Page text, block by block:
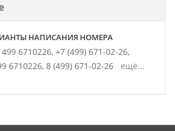
НАПИСАНИЯ НОМЕРА
6710226, +7 (499) 671-02-26,
6710226, 8 (499) 671-02-26 ещё...